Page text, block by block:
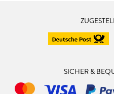
SICHER &